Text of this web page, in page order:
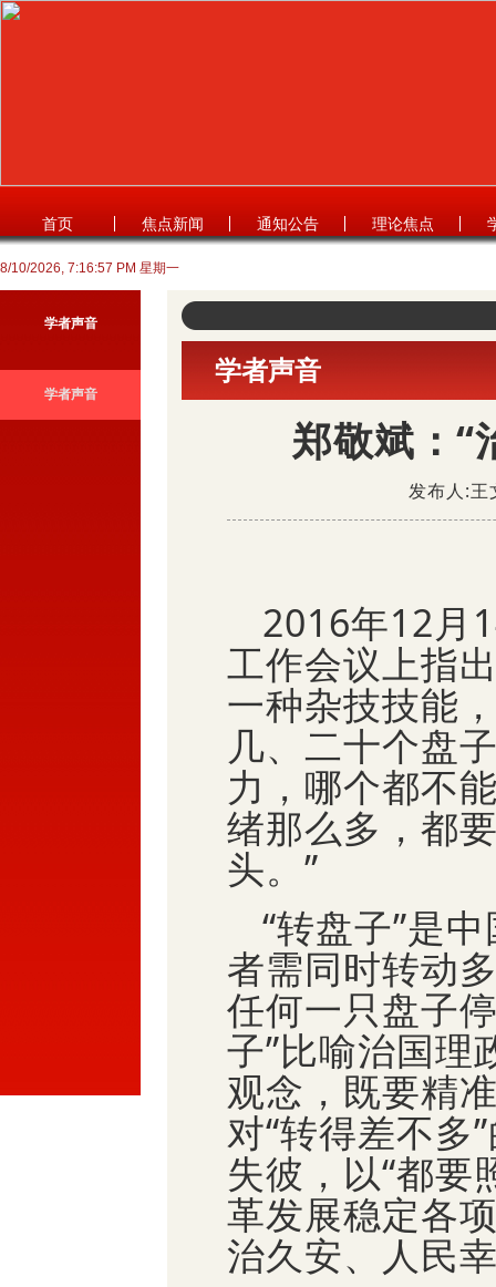
首页 焦点新闻 通知公告 理论焦点
8/10/2026, 7:16:57 PM 星期一
学者声音
学者声音
学者声音
郑敬斌：“
发布人:
2016年12月
工作会议上指
一种杂技技能
几、二十个盘
力，哪个都不
绪那么多，都
头。”
“转盘子”是
者需同时转动
任何一只盘子
子”比喻治国理
观念，既要精
对“转得差不多
失彼，以“都要
革发展稳定各
治久安、人民